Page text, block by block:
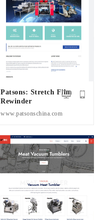
Patsons: Stretch Film
Rewinder
www.patsonschina.com